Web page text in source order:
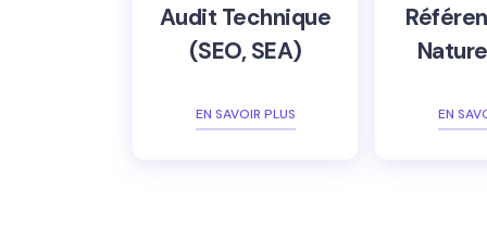
Audit Technique
(SEO, SEA)
EN SAVOIR PLUS EN